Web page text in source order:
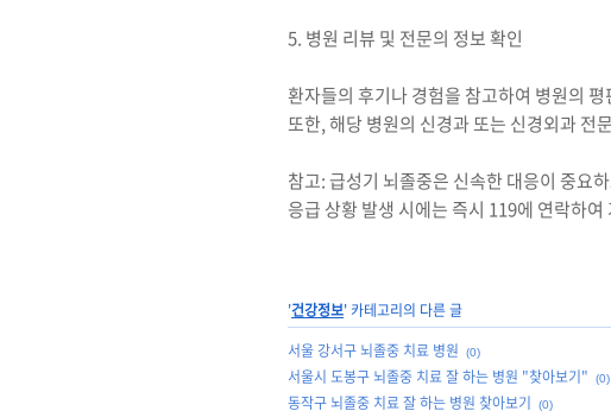
5. 병원 리뷰 및 전문의 정보 확인
환자들의 후기나 경험을 참고하여 병원의
또한, 해당 병원의 신경과 또는 신경외과 전
참고: 급성기 뇌졸중은 신속한 대응이 중요
응급 상황 발생 시에는 즉시 119에 연락하
'건강정보' 카테고리의 다른 글
서울 강서구 뇌졸중 치료 병원
(0)
서울시 도봉구 뇌졸중 치료 잘 하는 병원 "찾아보기" (0)
동작구 뇌졸중 치료 잘 하는 병원 찾아보기 (0)